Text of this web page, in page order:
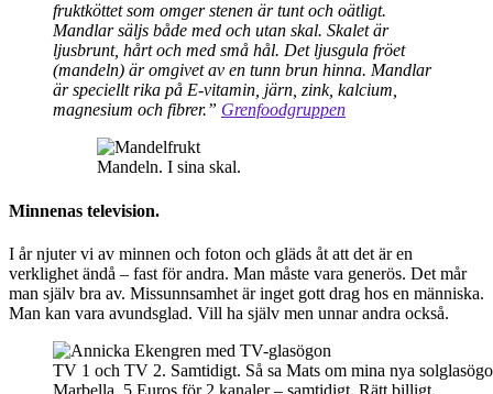
fruktköttet som omger stenen är tunt och oätligt.
Mandlar säljs både med och utan skal. Skalet är
ljusbrunt, hårt och med små hål. Det ljusgula fröet
(mandeln) är omgivet av en tunn brun hinna. Mandlar
är speciellt rika på E-vitamin, järn, zink, kalcium,
magnesium och fibrer.” Grenfoodgruppen
Mandeln. I sina skal.
Minnenas television.
I år njuter vi av minnen och foton och gläds åt att det är en
verklighet ändå – fast för andra. Man måste vara generös. Det mår
man själv bra av. Missunnsamhet är inget gott drag hos en människa.
Man kan vara avundsglad. Vill ha själv men unnar andra också.
TV 1 och TV 2. Samtidigt. Så sa Mats om mina nya
Marbella. 5 Euros för 2 kanaler – samtidigt. Rätt billigt.